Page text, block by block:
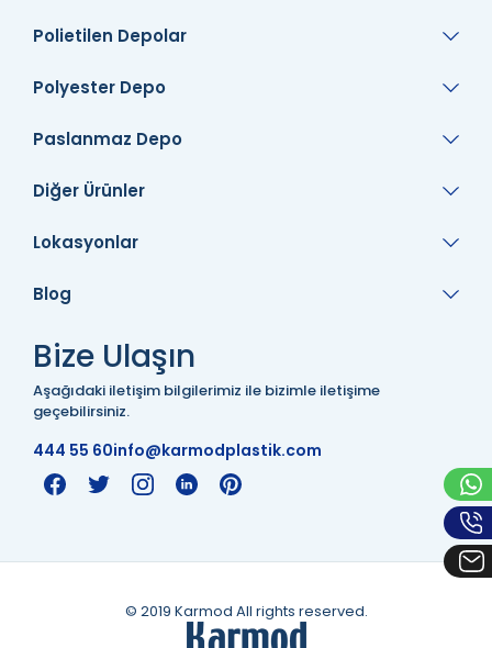
Polietilen Depolar
Polyester Depo
Paslanmaz Depo
Diğer Ürünler
Lokasyonlar
Bize Ulaşın
Aşağıdaki iletişim bilgilerimiz ile bizimle iletişime
geçebilirsiniz.
444 55 60info@karmodplastik.com
Blog
© 2019 Karmod All rights reserved.